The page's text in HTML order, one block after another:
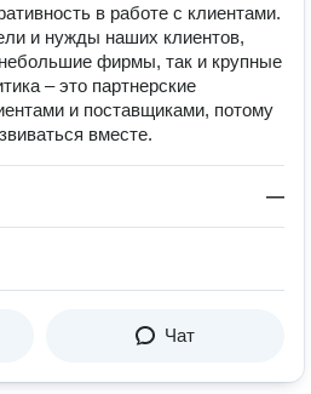
в работе с клиентами.
и нужды наших клиентов,
фирмы, так и крупные
– это партнерские
и поставщиками, потому
вместе.
—
Чат